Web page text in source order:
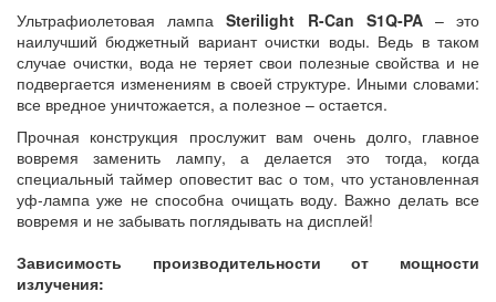
Ультрафиолетовая лампаSterilight R-Can S1Q-PA– это
наилучший бюджетный вариант очистки воды. Ведь в таком
случае очистки, вода не теряет свои полезные свойства и не
подвергается изменениям в своей структуре. Иными словами:
все вредное уничтожается, а полезное – остается.
Прочная конструкция прослужит вам очень долго, главное
вовремя заменить лампу, а делается это тогда, когда
специальный таймер оповестит вас о том, что установленная
уф-лампа уже не способна очищать воду. Важно делать все
вовремя и не забывать поглядывать на дисплей!
Зависимость производительности от мощности
излучения: